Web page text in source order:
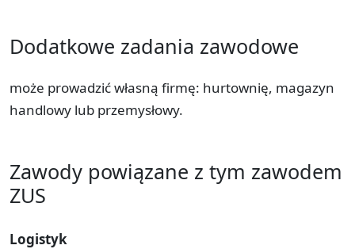
Dodatkowe zadania zawodowe
może prowadzić własną firmę: hurtownię, magazyn
handlowy lub przemysłowy.
Zawody powiązane z tym zawodem
ZUS
Logistyk